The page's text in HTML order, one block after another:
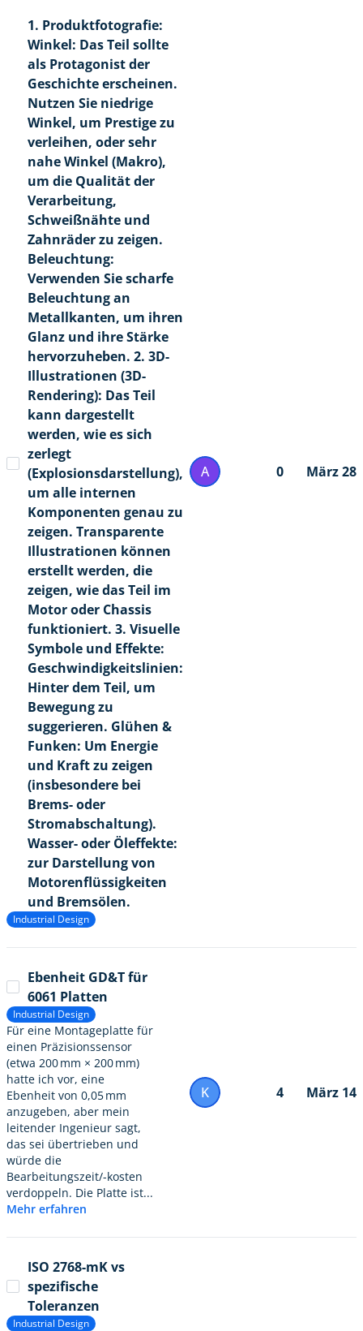
1. Produktfotografie:
Winkel: Das Teil sollte
als Protagonist der
Geschichte erscheinen.
Nutzen Sie niedrige
Winkel, um Prestige zu
verleihen, oder sehr
nahe Winkel (Makro),
um die Qualität der
Verarbeitung,
Schweißnähte und
Zahnräder zu zeigen.
Beleuchtung:
Verwenden Sie scharfe
Beleuchtung an
Metallkanten, um ihren
Glanz und ihre Stärke
hervorzuheben. 2. 3D-
Illustrationen (3D-
Rendering): Das Teil
kann dargestellt
werden, wie es sich
zerlegt
(Explosionsdarstellung),
um alle internen
Komponenten genau zu
zeigen. Transparente
Illustrationen können
erstellt werden, die
zeigen, wie das Teil im
Motor oder Chassis
funktioniert. 3. Visuelle
Symbole und Effekte:
Geschwindigkeitslinien:
Hinter dem Teil, um
Bewegung zu
suggerieren. Glühen &
Funken: Um Energie
und Kraft zu zeigen
(insbesondere bei
Brems- oder
Stromabschaltung).
Wasser- oder Öleffekte:
zur Darstellung von
Motorenflüssigkeiten
und Bremsölen.
Industrial Design
A 0 März 28
Ebenheit GD&T für
6061 Platten
Industrial Design
Für eine Montageplatte für
einen Präzisionssensor
(etwa 200 mm × 200 mm)
hatte ich vor, eine
Ebenheit von 0,05 mm
anzugeben, aber mein
leitender Ingenieur sagt,
das sei übertrieben und
würde die
Bearbeitungszeit/-kosten
verdoppeln. Die Platte ist...
Mehr erfahren
K 4 März 14
ISO 2768-mK vs
spezifische
Toleranzen
Industrial Design